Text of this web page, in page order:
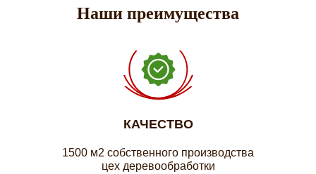
Наши преимущества
КАЧЕСТВО
1500 м2 собственного производства
цех деревообработки